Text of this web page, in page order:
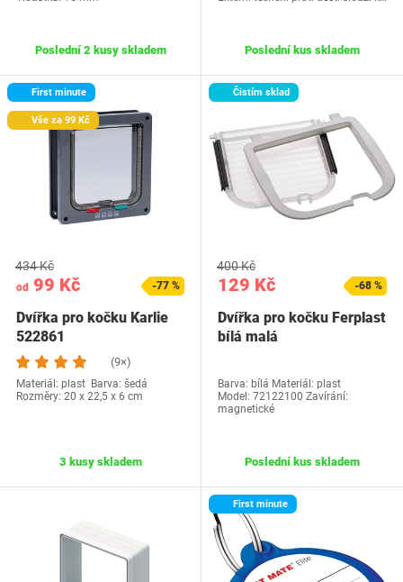
Poslední 2 kusy skladem Poslední kus skladem
First minute
Vše za 99 Kč
od 99 Kč
434 Kč
-77 %
Dvířka pro kočku Karlie
522861
(9×)
Materiál: plast Barva: šedá
Rozměry: ‎20 x 22,5 x 6 cm
3 kusy skladem
Čistím sklad
129 Kč
400 Kč
-68 %
Dvířka pro kočku Ferplast
bílá malá
Barva: bílá Materiál: plast
Model: 72122100 Zavírání:
magnetické
Poslední kus skladem
First minute